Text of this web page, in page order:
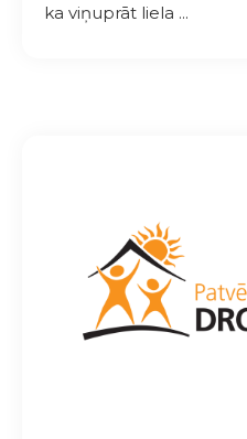
ka viņuprāt liela ...